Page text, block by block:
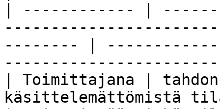
| ------------ |
-------- |
| Toimittajana |
käsittelemättömistä